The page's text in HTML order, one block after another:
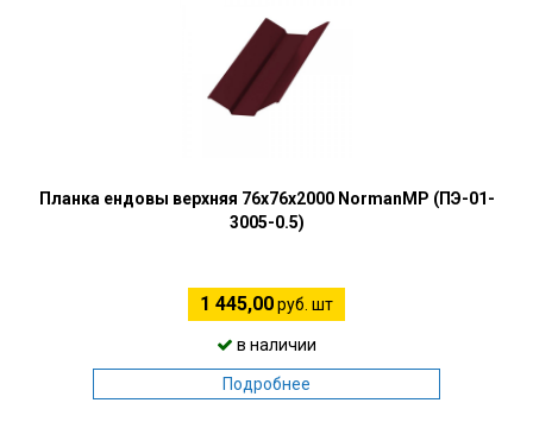
Планка ендовы верхняя 76х76х2000 NormanMP (ПЭ-01-
3005-0.5)
1 445,00руб. шт
в наличии
Подробнее